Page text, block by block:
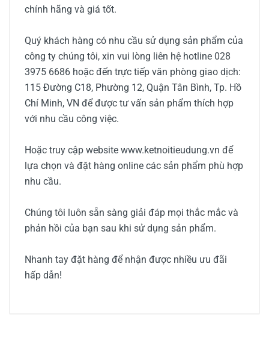
chính hãng và giá tốt.
Quý khách hàng có nhu cầu sử dụng sản phẩm của
công ty chúng tôi, xin vui lòng liên hệ hotline 028
3975 6686 hoặc đến trực tiếp văn phòng giao dịch:
115 Đường C18, Phường 12, Quận Tân Bình, Tp. Hồ
Chí Minh, VN để được tư vấn sản phẩm thích hợp
với nhu cầu công việc.
Hoặc truy cập website www.ketnoitieudung.vn để
lựa chọn và đặt hàng online các sản phẩm phù hợp
nhu cầu.
Chúng tôi luôn sẵn sàng giải đáp mọi thắc mắc và
phản hồi của bạn sau khi sử dụng sản phẩm.
Nhanh tay đặt hàng để nhận được nhiều ưu đãi
hấp dẫn!